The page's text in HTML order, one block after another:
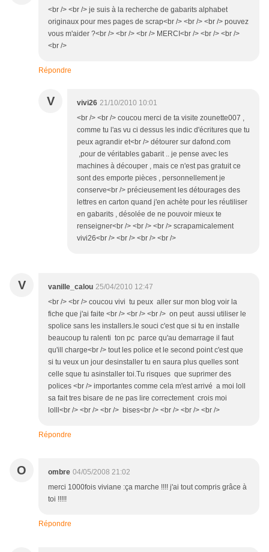
<br /> <br /> je suis à la recherche de gabarits alphabet
originaux pour mes pages de scrap<br /> <br /> <br /> pouvez
vous m'aider ?<br /> <br /> <br /> MERCI<br /> <br /> <br />
<br />
Répondre
V vivi26 21/10/2010 10:01
<br /> <br /> coucou merci de ta visite zounette007 ,
comme tu l'as vu ci dessus les indic d'écritures que tu
peux agrandir et<br /> détourer sur dafond.com
,pour de véritables gabarit .. je pense avec les
machines à découper , mais ce n'est pas gratuit ce
sont des emporte pièces , personnellement je
conserve<br /> précieusement les détourages des
lettres en carton quand j'en achète pour les réutiliser
en gabarits , désolée de ne pouvoir mieux te
renseigner<br /> <br /> <br /> scrapamicalement
vivi26<br /> <br /> <br /> <br />
V vanille_calou 25/04/2010 12:47
<br /> <br /> coucou vivi tu peux aller sur mon blog voir la
fiche que j'ai faite <br /> <br /> <br /> on peut aussi utiliser le
spolice sans les installers.le souci c'est que si tu en installe
beaucoup tu ralenti ton pc parce qu'au demarrage il faut
qu'ill charge<br /> tout les police et le second point c'est que
si tu veux un jour desinstaller tu en saura plus quelles sont
celle sque tu asinstaller toi.Tu risques que suprimer des
polices <br /> importantes comme cela m'est arrivé a moi loll
sa fait tres bisare de ne pas lire correctement crois moi
lolll<br /> <br /> <br /> bises<br /> <br /> <br /> <br />
Répondre
O ombre 04/05/2008 21:02
merci 1000fois viviane :ça marche !!!! j'ai tout compris grâce à
toi !!!!!
Répondre